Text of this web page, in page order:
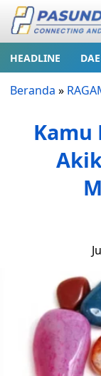
HEADLINE
Beranda »
Kamu